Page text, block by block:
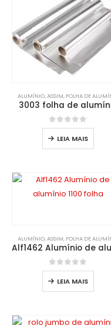
ALUMÍNIO, ASSIM, FOLHA DE
3003 folha de
0fora de 5
LEIA MAIS
ALUMÍNIO, ASSIM, FOLHA DE
0fora de 5
LEIA MAIS